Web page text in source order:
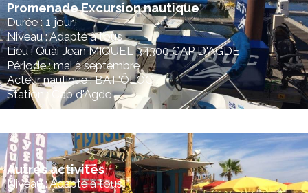
Promenade Excursion nautique
Durée : 1 jour
Niveau : Adapté à tous
Lieu : Quai Jean MIQUEL 34300 CAP D'AGDE
Période : mai à septembre
Acteur nautique : BAT'ÔLOC
Station : Cap d'Agde
Autres activités
Niveau : Adapté à tous